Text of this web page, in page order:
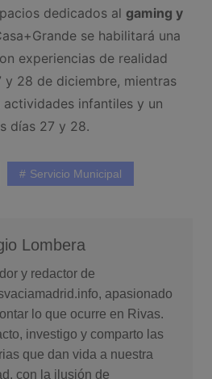
dedicados al gaming y
se habilitará una
experiencias de realidad
28 de diciembre, mientras
actividades infantiles y un
días 27 y 28.
Servicio Municipal
Lombera
y redactor de
apasionado
lo que ocurre en Rivas.
investigo y comparto las
que dan vida a nuestra
con la ilusión de